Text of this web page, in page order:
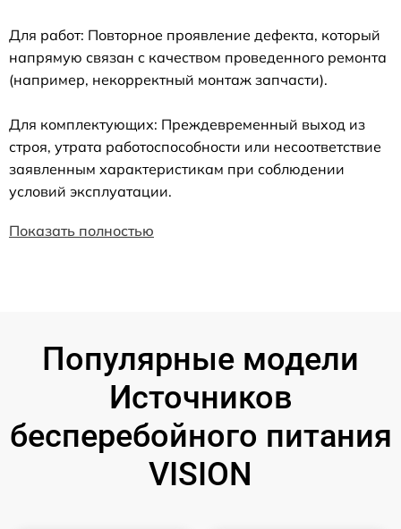
Для работ: Повторное проявление дефекта, который
напрямую связан с качеством проведенного ремонта
(например, некорректный монтаж запчасти).
Для комплектующих: Преждевременный выход из
строя, утрата работоспособности или несоответствие
заявленным характеристикам при соблюдении
условий эксплуатации.
Показать полностью
Популярные модели
Источников
бесперебойного питания
VISION